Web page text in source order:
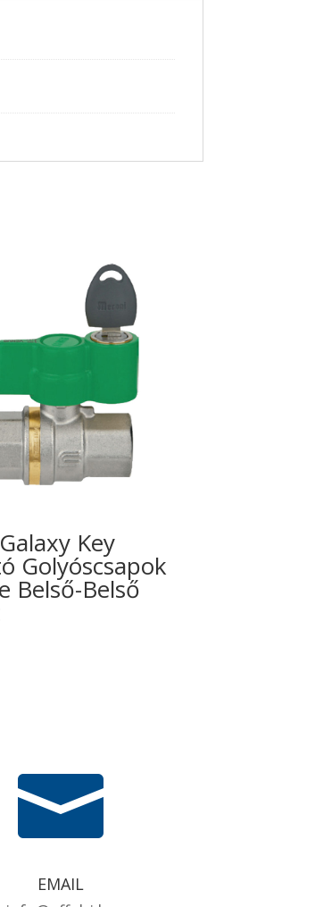
Key
Golyóscsapok
Belső-Belső

EMAIL